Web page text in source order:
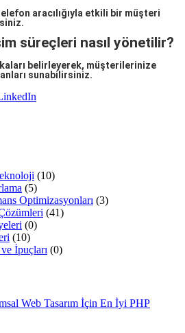
aracılığıyla etkili bir müşteri
süreçleri nasıl yönetilir?
belirleyerek, müşterilerinize
sunabilirsiniz.
(10)
(5)
Optimizasyonları (3)
(41)
(0)
(10)
İpuçları (0)